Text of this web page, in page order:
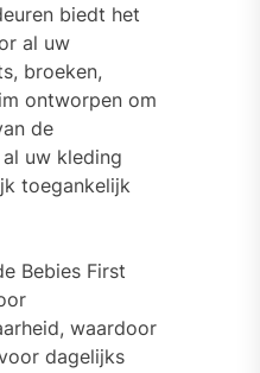
biedt het
al uw
broeken,
ontworpen om
de
uw kleding
toegankelijk
Bebies First
waardoor
dagelijks